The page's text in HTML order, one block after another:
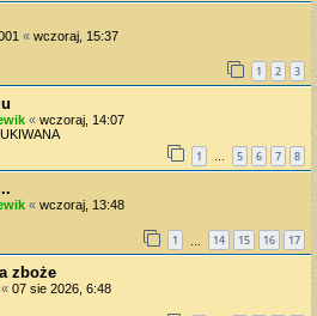
« wczoraj, 15:37
1 2 3
« wczoraj, 14:07
1 … 5 6 7 8
« wczoraj, 13:48
1 14 15 16 17
zboże
« 07 sie 2026, 6:48